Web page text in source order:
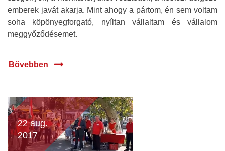
emberek javát akarja. Mint ahogy a pártom, én sem voltam
soha köpönyegforgató, nyíltan vállaltam és vállalom
meggyőződésemet.
Bővebben
22 aug.
2017